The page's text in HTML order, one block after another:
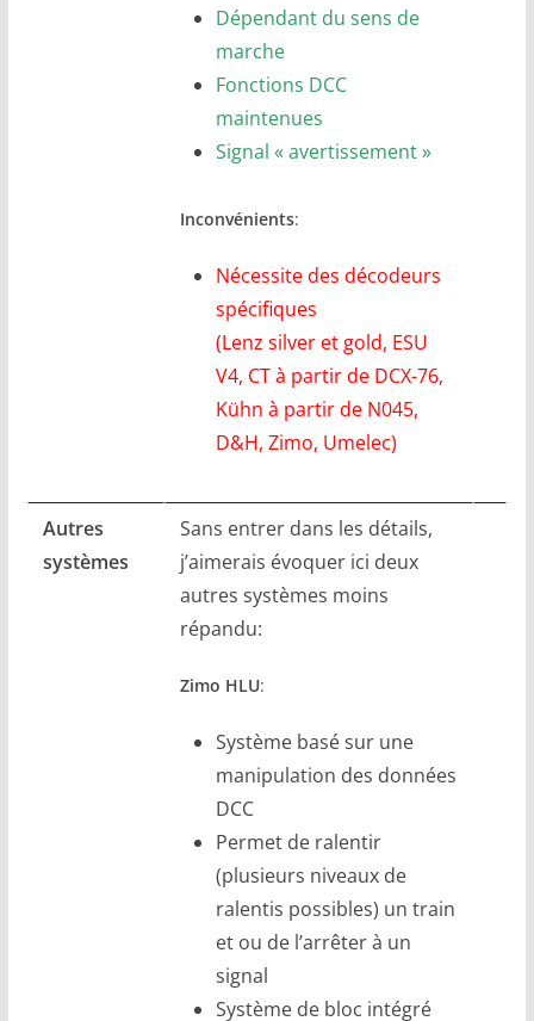
Dépendant du sens de
marche
Fonctions DCC
maintenues
Signal « avertissement »
Inconvénients:
Nécessite des décodeurs
spécifiques
(Lenz silver et gold, ESU
V4, CT à partir de DCX-76,
Kühn à partir de N045,
D&H, Zimo, Umelec)
Autres
systèmes
Sans entrer dans les détails,
j’aimerais évoquer ici deux
autres systèmes moins
répandu:
Zimo HLU:
Système basé sur une
manipulation des données
DCC
Permet de ralentir
(plusieurs niveaux de
ralentis possibles) un train
et ou de l’arrêter à un
signal
Système de bloc intégré